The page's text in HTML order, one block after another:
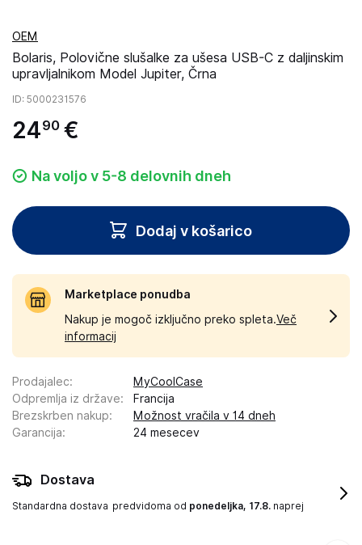
OEM
Bolaris, Polovične slušalke za ušesa USB-C z daljinskim
upravljalnikom Model Jupiter, Črna
ID: 5000231576
2490 €
Na voljo v 5-8 delovnih dneh
Dodaj v košarico
Marketplace ponudba
Nakup je mogoč izključno preko spleta.Več
informacij
Prodajalec:
MyCoolCase
Odpremlja iz države:
Francija
Brezskrben nakup:
Možnost vračila v 14 dneh
Garancija: 24 mesecev
Dostava
Standardna dostava predvidoma od ponedeljka, 17.8. naprej